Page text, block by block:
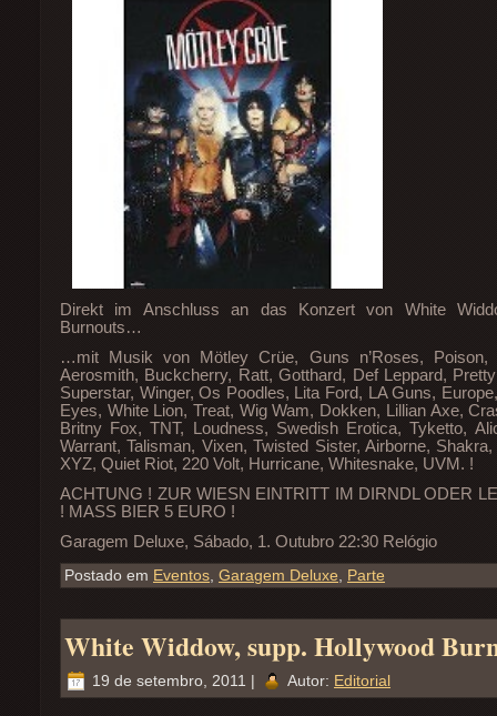
Direkt im Anschluss an das Konzert von White
Burnouts…
…mit Musik von Mötley Crüe, Guns n’Roses, Poison,
Aerosmith, Buckcherry, Ratt, Gotthard, Def Leppard,
Superstar, Winger, Os Poodles, Lita Ford, LA Guns,
Eyes, White Lion, Treat, Wig Wam, Dokken, Lillian Axe,
Britny Fox, TNT, Loudness, Swedish Erotica, Tyketto,
Warrant, Talisman, Vixen, Twisted Sister, Airborne,
XYZ, Quiet Riot, 220 Volt, Hurricane, Whitesnake, UVM. !
ACHTUNG ! ZUR WIESN EINTRITT IM DIRNDL ODER
! MASS BIER 5 EURO !
Garagem Deluxe, Sábado, 1. Outubro 22:30 Relógio
Postado em Eventos Garagem Deluxe Parte
White Widdow, supp. Hollywood
19 de setembro, 2011 | Autor: Editorial